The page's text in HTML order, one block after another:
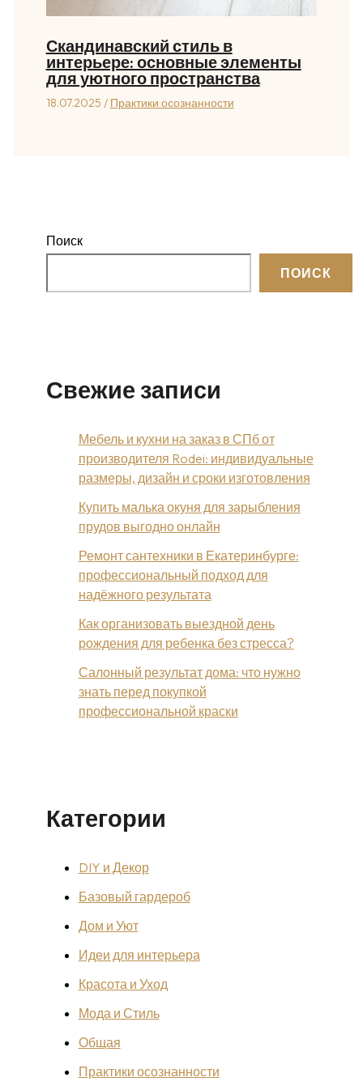
Скандинавский стиль в
интерьере: основные элементы
для уютного пространства
18.07.2025 / Практики осознанности
Поиск
ПОИСК
Свежие записи
Мебель и кухни на заказ в СПб от
производителя Rodei: индивидуальные
размеры, дизайн и сроки изготовления
Купить малька окуня для зарыбления
прудов выгодно онлайн
Ремонт сантехники в Екатеринбурге:
профессиональный подход для
надёжного результата
Как организовать выездной день
рождения для ребенка без стресса?
Салонный результат дома: что нужно
знать перед покупкой
профессиональной краски
Категории
DIY и Декор
Базовый гардероб
Дом и Уют
Идеи для интерьера
Красота и Уход
Мода и Стиль
Общая
Практики осознанности